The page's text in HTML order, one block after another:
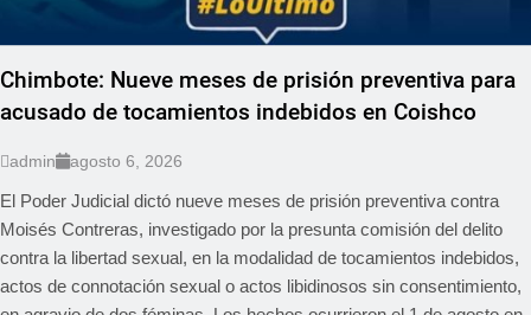
Chimbote: Nueve meses de prisión preventiva para
acusado de tocamientos indebidos en Coishco
admin agosto 6, 2026
El Poder Judicial dictó nueve meses de prisión preventiva contra
Moisés Contreras, investigado por la presunta comisión del delito
contra la libertad sexual, en la modalidad de tocamientos indebidos,
actos de connotación sexual o actos libidinosos sin consentimiento,